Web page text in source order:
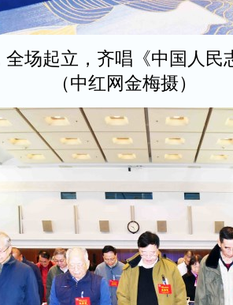
全场起立，齐唱《中国人民
（中红网金梅摄）